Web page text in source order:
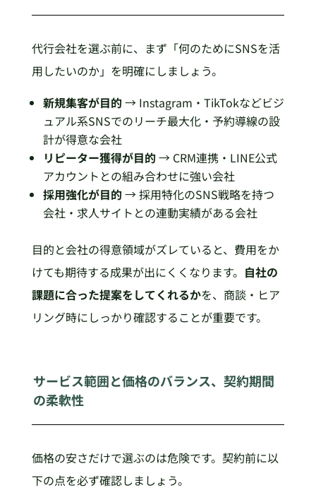
代行会社を選ぶ前に、まず「何のためにSNSを活
用したいのか」を明確にしましょう。
新規集客が目的→ Instagram・TikTokなどビジ
ュアル系SNSでのリーチ最大化・予約導線の設
計が得意な会社
リピーター獲得が目的→ CRM連携・LINE公式
アカウントとの組み合わせに強い会社
採用強化が目的→ 採用特化のSNS戦略を持つ
会社・求人サイトとの連動実績がある会社
目的と会社の得意領域がズレていると、費用をか
けても期待する成果が出にくくなります。 自社の
課題に合った提案をしてくれるかを、商談・ヒア
リング時にしっかり確認することが重要です。
サービス範囲と価格のバランス、契約期間
の柔軟性
価格の安さだけで選ぶのは危険です。契約前に以
下の点を必ず確認しましょう。